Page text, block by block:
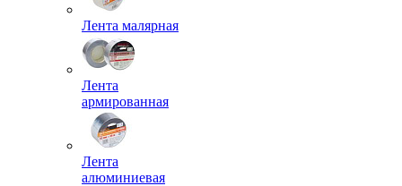
Лента малярная
Лента
армированная
Лента
алюминиевая